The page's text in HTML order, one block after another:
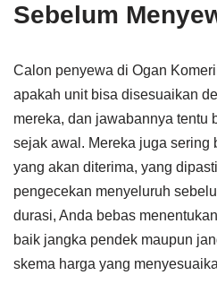
Sebelum
Calon penyewa di Ogan
apakah unit bisa disesuaikan
mereka, dan jawabannya tentu
sejak awal. Mereka juga sering
yang akan diterima, yang
pengecekan menyeluruh
durasi, Anda bebas
baik jangka pendek maupun
skema harga yang